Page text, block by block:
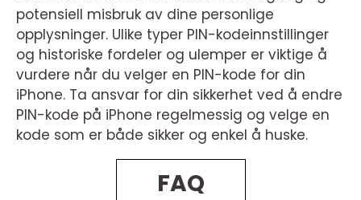
potensiell misbruk av dine personlige
opplysninger. Ulike typer PIN-kodeinnstillinger
og historiske fordeler og ulemper er viktige å
vurdere når du velger en PIN-kode for din
iPhone. Ta ansvar for din sikkerhet ved å endre
PIN-kode på iPhone regelmessig og velge en
kode som er både sikker og enkel å huske.
FAQ